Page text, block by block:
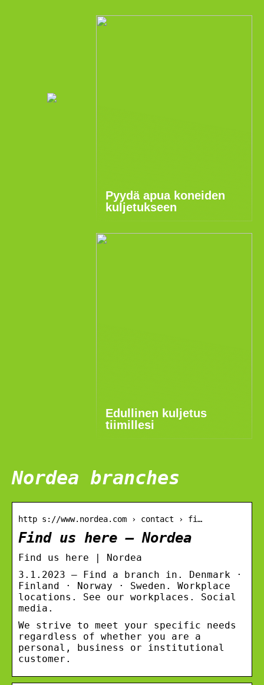
Pyydä apua koneiden
kuljetukseen
Edullinen kuljetus
tiimillesi
Nordea branches
http s://www.nordea.com › contact › fi…
Find us here – Nordea
Find us here | Nordea
3.1.2023 — Find a branch in. Denmark ·
Finland · Norway · Sweden. Workplace
locations. See our workplaces. Social
media.
We strive to meet your specific needs
regardless of whether you are a
personal, business or institutional
customer.